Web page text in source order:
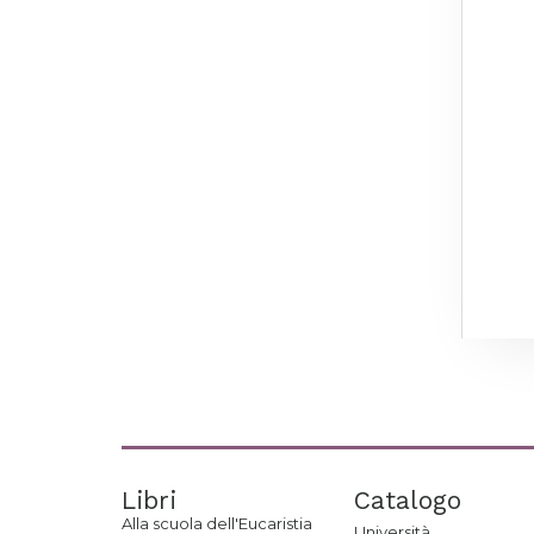
Libri
Alla scuola dell'Eucaristia
Catalogo